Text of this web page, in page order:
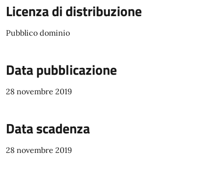
Licenza di distribuzione
Pubblico dominio
Data pubblicazione
28 novembre 2019
Data scadenza
28 novembre 2019